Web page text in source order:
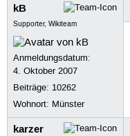
kB
Supporter, Wikiteam
Anmeldungsdatum:
4. Oktober 2007
Beiträge: 10262
Wohnort: Münster
karzer